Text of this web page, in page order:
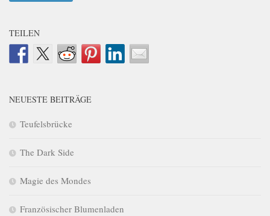
TEILEN
NEUESTE BEITRÄGE
Teufelsbrücke
The Dark Side
Magie des Mondes
Französischer Blumenladen